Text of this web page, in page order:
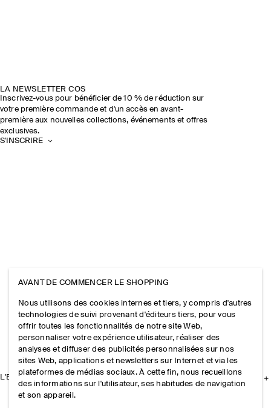
LA NEWSLETTER COS
Inscrivez-vous pour bénéficier de 10 % de réduction sur
votre première commande et d'un accès en avant-
première aux nouvelles collections, événements et offres
exclusives.
S'INSCRIRE
L'ENTREPRISE
AVANT DE COMMENCER LE SHOPPING
Nous utilisons des cookies internes et tiers, y compris d'autres
technologies de suivi provenant d'éditeurs tiers, pour vous
offrir toutes les fonctionnalités de notre site Web,
personnaliser votre expérience utilisateur, réaliser des
analyses et diffuser des publicités personnalisées sur nos
sites Web, applications et newsletters sur Internet et via les
plateformes de médias sociaux. À cette fin, nous recueillons
des informations sur l'utilisateur, ses habitudes de navigation
et son appareil.